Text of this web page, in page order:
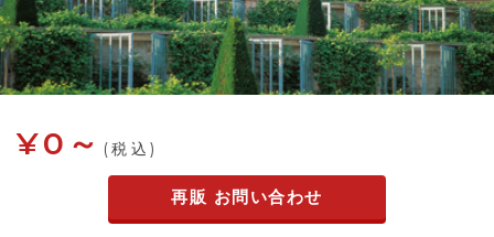
¥0～ (税込)
再販 お問い合わせ